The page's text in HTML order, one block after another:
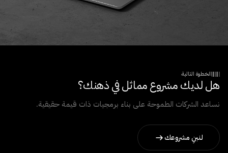
الخطوة التالية
هل لديك مشروع مماثل في ذهنك؟
نساعد الشركات الطموحة على بناء برمجيات ذات قيمة حقيقية.
لنبنِ مشروعك